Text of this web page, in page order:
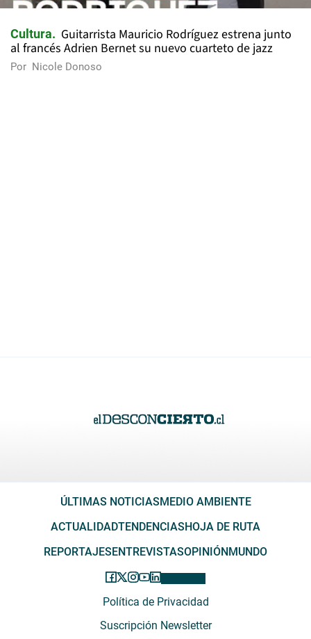
Cultura
Guitarrista Mauricio Rodríguez estrena junto
al francés Adrien Bernet su nuevo cuarteto de jazz
Por Nicole Donoso
ÚLTIMAS NOTICIASMEDIO AMBIENTE
ACTUALIDADTENDENCIASHOJA DE RUTA
REPORTAJESENTREVISTASOPINIÓNMUNDO
Política de Privacidad
Suscripción Newsletter